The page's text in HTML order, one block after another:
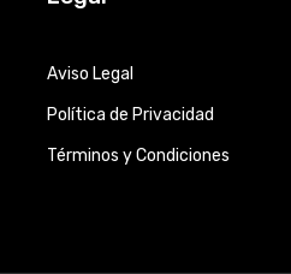
Aviso Legal
Política de Privacidad
Términos y Condiciones